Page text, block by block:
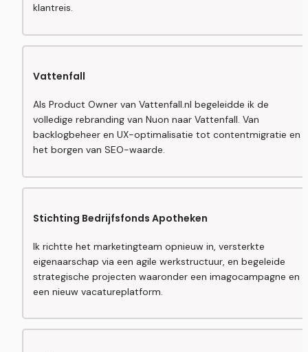
klantreis.
Vattenfall
Als Product Owner van Vattenfall.nl begeleidde ik de
volledige rebranding van Nuon naar Vattenfall. Van
backlogbeheer en UX-optimalisatie tot contentmigratie en
het borgen van SEO-waarde.
Stichting Bedrijfsfonds Apotheken
Ik richtte het marketingteam opnieuw in, versterkte
eigenaarschap via een agile werkstructuur, en begeleide
strategische projecten waaronder een imagocampagne en
een nieuw vacatureplatform.